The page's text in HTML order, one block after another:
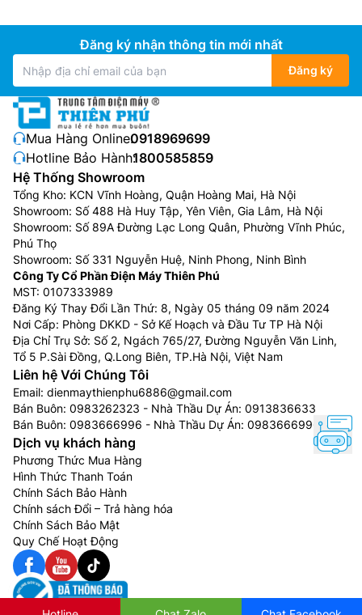
Đăng ký nhận thông tin mới nhất
Đăng ký
Mua Hàng Online:0918969699
Hotline Bảo Hành:1800585859
Hệ Thống Showroom
Tổng Kho: KCN Vĩnh Hoàng, Quận Hoàng Mai, Hà Nội
Showroom: Số 488 Hà Huy Tập, Yên Viên, Gia Lâm, Hà Nội
Showroom: Số 89A Đường Lạc Long Quân, Phường Vĩnh Phúc,
Phú Thọ
Showroom: Số 331 Nguyễn Huệ, Ninh Phong, Ninh Bình
Công Ty Cổ Phần Điện Máy Thiên Phú
MST: 0107333989
Đăng Ký Thay Đổi Lần Thứ: 8, Ngày 05 tháng 09 năm 2024
Nơi Cấp: Phòng DKKD - Sở Kế Hoạch và Đầu Tư TP Hà Nội
Địa Chỉ Trụ Sở: Số 2, Ngách 765/27, Đường Nguyễn Văn Linh,
Tổ 5 P.Sài Đồng, Q.Long Biên, TP.Hà Nội, Việt Nam
Liên hệ Với Chúng Tôi
Email: dienmaythienphu6886@gmail.com
Bán Buôn: 0983262323 - Nhà Thầu Dự Án: 0913836633
Bán Buôn: 0983666996 - Nhà Thầu Dự Án: 0983666996
Dịch vụ khách hàng
Phương Thức Mua Hàng
Hình Thức Thanh Toán
Chính Sách Bảo Hành
Chính sách Đổi – Trả hàng hóa
Chính Sách Bảo Mật
Quy Chế Hoạt Động